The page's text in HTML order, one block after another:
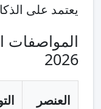
يعتمد على
المواصفات
2026
العنصر